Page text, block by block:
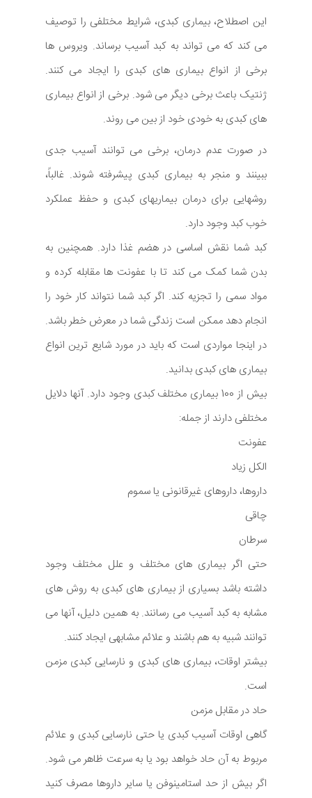
این اصطلاح، بیماری کبدی، شرایط مختلفی را توصیف
می کند که می تواند به کبد آسیب برساند. ویروس ها
برخی از انواع بیماری های کبدی را ایجاد می کنند.
ژنتیک باعث برخی دیگر می شود. برخی از انواع بیماری
های کبدی به خودی خود از بین می روند.
در صورت عدم درمان، برخی می توانند آسیب جدی
ببینند و منجر به بیماری کبدی پیشرفته شوند. غالباً،
روشهایی برای درمان بیماریهای کبدی و حفظ عملکرد
خوب کبد وجود دارد.
کبد شما نقش اساسی در هضم غذا دارد. همچنین به
بدن شما کمک می کند تا با عفونت ها مقابله کرده و
مواد سمی را تجزیه کند. اگر کبد شما نتواند کار خود را
انجام دهد ممکن است زندگی شما در معرض خطر باشد.
در اینجا مواردی است که باید در مورد شایع ترین انواع
بیماری های کبدی بدانید.
بیش از 100 بیماری مختلف کبدی وجود دارد. آنها دلایل
مختلفی دارند از جمله:
عفونت
الکل زیاد
داروها، داروهای غیرقانونی یا سموم
چاقی
سرطان
حتی اگر بیماری های مختلف و علل مختلف وجود
داشته باشد بسیاری از بیماری های کبدی به روش های
مشابه به کبد آسیب می رسانند. به همین دلیل، آنها می
توانند شبیه به هم باشند و علائم مشابهی ایجاد کنند.
بیشتر اوقات، بیماری های کبدی و نارسایی کبدی مزمن
است.
حاد در مقابل مزمن
گاهی اوقات آسیب کبدی یا حتی نارسایی کبدی و علائم
مربوط به آن حاد خواهد بود یا به سرعت ظاهر می شود.
اگر بیش از حد استامینوفن یا سایر داروها مصرف کنید